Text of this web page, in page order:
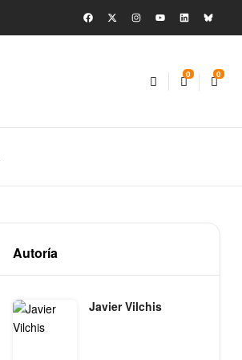
0 0
Autoría
Javier Vilchis